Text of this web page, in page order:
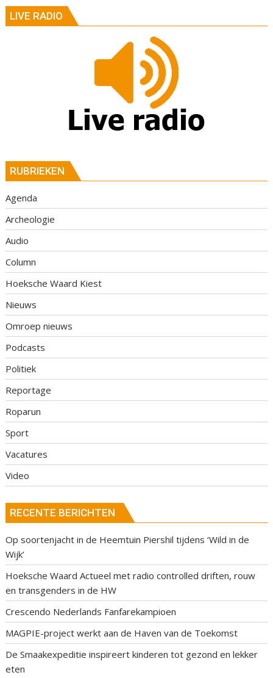
LIVE RADIO
RUBRIEKEN
Agenda
Archeologie
Audio
Column
Hoeksche Waard Kiest
Nieuws
Omroep nieuws
Podcasts
Politiek
Reportage
Roparun
Sport
Vacatures
Video
RECENTE BERICHTEN
Op soortenjacht in de Heemtuin Piershil tijdens ‘Wild in de
Wijk’
Hoeksche Waard Actueel met radio controlled driften, rouw
en transgenders in de HW
Crescendo Nederlands Fanfarekampioen
MAGPIE-project werkt aan de Haven van de Toekomst
De Smaakexpeditie inspireert kinderen tot gezond en lekker
eten